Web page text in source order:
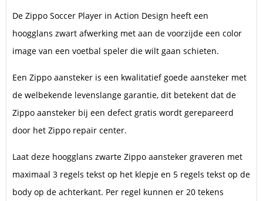
De Zippo Soccer Player in Action Design heeft een
hoogglans zwart afwerking met aan de voorzijde een color
image van een voetbal speler die wilt gaan schieten.
Een Zippo aansteker is een kwalitatief goede aansteker met
de welbekende levenslange garantie, dit betekent dat de
Zippo aansteker bij een defect gratis wordt gerepareerd
door het Zippo repair center.
Laat deze hoogglans zwarte Zippo aansteker graveren met
maximaal 3 regels tekst op het klepje en 5 regels tekst op de
body op de achterkant. Per regel kunnen er 20 tekens